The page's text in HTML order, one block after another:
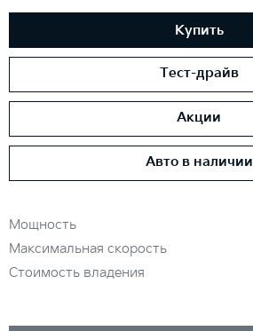
Купить
Тест-драйв
Акции
Авто в наличии
Мощность
Максимальная скорость
Стоимость владения